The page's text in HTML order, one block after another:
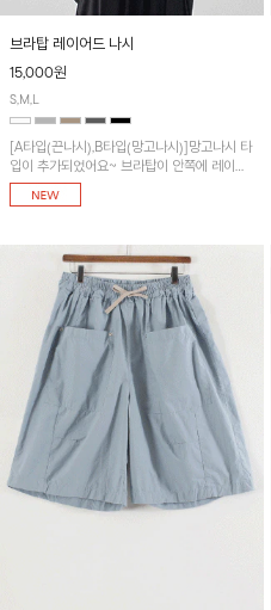
브라탑 레이어드 나시
15,000원
S,M,L
[A타입(끈나시),B타입(망고나시)]망고나시 타
입이 추가되었어요~ 브라탑이 안쪽에 레이어
드 되어 실용적인 나시!